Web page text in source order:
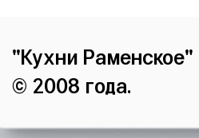
"Кухни Раменское"
© 2008 года.